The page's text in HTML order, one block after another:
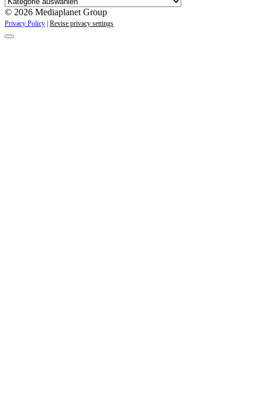
© 2026 Mediaplanet Group
Privacy Policy | Revise privacy settings